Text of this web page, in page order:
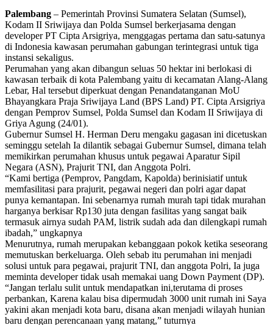
Palembang – Pemerintah Provinsi Sumatera Selatan (Sumsel),
Kodam II Sriwijaya dan Polda Sumsel berkerjasama dengan
developer PT Cipta Arsigriya, menggagas pertama dan satu-satunya
di Indonesia kawasan perumahan gabungan terintegrasi untuk tiga
instansi sekaligus.
Perumahan yang akan dibangun seluas 50 hektar ini berlokasi di
kawasan terbaik di kota Palembang yaitu di kecamatan Alang-Alang
Lebar, Hal tersebut diperkuat dengan Penandatanganan MoU
Bhayangkara Praja Sriwijaya Land (BPS Land) PT. Cipta Arsigriya
dengan Pemprov Sumsel, Polda Sumsel dan Kodam II Sriwijaya di
Griya Agung (24/01).
Gubernur Sumsel H. Herman Deru mengaku gagasan ini dicetuskan
seminggu setelah Ia dilantik sebagai Gubernur Sumsel, dimana telah
memikirkan perumahan khusus untuk pegawai Aparatur Sipil
Negara (ASN), Prajurit TNI, dan Anggota Polri.
“Kami bertiga (Pemprov, Pangdam, Kapolda) berinisiatif untuk
memfasilitasi para prajurit, pegawai negeri dan polri agar dapat
punya kemantapan. Ini sebenarnya rumah murah tapi tidak murahan
harganya berkisar Rp130 juta dengan fasilitas yang sangat baik
termasuk airnya sudah PAM, listrik sudah ada dan dilengkapi rumah
ibadah,” ungkapnya
Menurutnya, rumah merupakan kebanggaan pokok ketika seseorang
memutuskan berkeluarga. Oleh sebab itu perumahan ini menjadi
solusi untuk para pegawai, prajurit TNI, dan anggota Polri, Ia juga
meminta developer tidak usah memakai uang Down Payment (DP).
“Jangan terlalu sulit untuk mendapatkan ini,terutama di proses
perbankan, Karena kalau bisa dipermudah 3000 unit rumah ini Saya
yakini akan menjadi kota baru, disana akan menjadi wilayah hunian
baru dengan perencanaan yang matang,” tuturnya